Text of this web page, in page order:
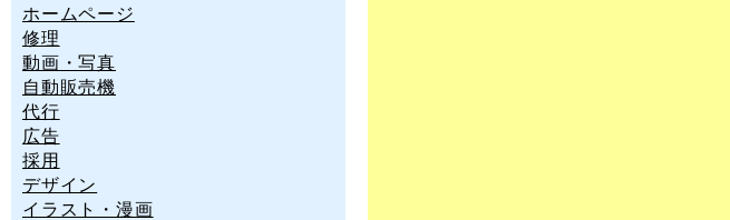
ホームページ
修理
動画・写真
自動販売機
代行
広告
採用
デザイン
イラスト・漫画